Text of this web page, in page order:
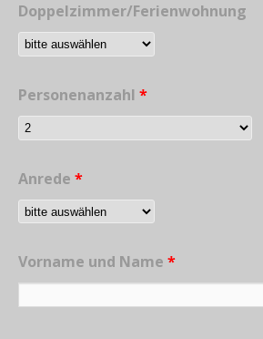
Doppelzimmer/Ferienwohnung
Personenanzahl *
Anrede *
Vorname und Name *